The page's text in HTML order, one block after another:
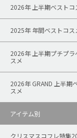
2026年 上半期ベストコ
2025年 年間ベストコス
2026年 上半期プチプラ
スメ
2026年 GRAND 上半期
スメ
アイテム別
クリスマスコフレ特集